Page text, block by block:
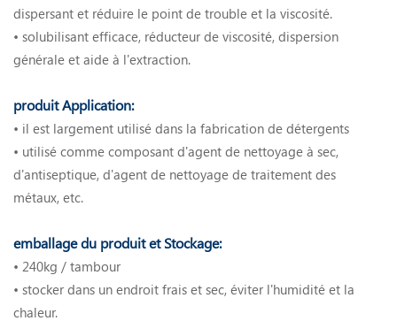
dispersant et réduire le point de trouble et la viscosité.
• solubilisant efficace, réducteur de viscosité, dispersion
générale et aide à l'extraction.
produit Application:
• il est largement utilisé dans la fabrication de détergents
• utilisé comme composant d'agent de nettoyage à sec,
d'antiseptique, d'agent de nettoyage de traitement des
métaux, etc.
emballage du produit et Stockage:
• 240kg / tambour
• stocker dans un endroit frais et sec, éviter l'humidité et la
chaleur.